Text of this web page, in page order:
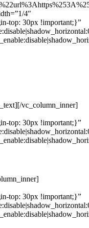
4″
top: 30px !important;}”
vc_column_inner]
top: 30px !important;}”
top: 30px !important;}”